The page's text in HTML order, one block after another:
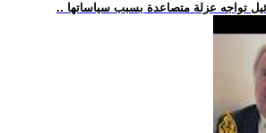
تواجه عزلة متصاعدة بسبب سياساتها